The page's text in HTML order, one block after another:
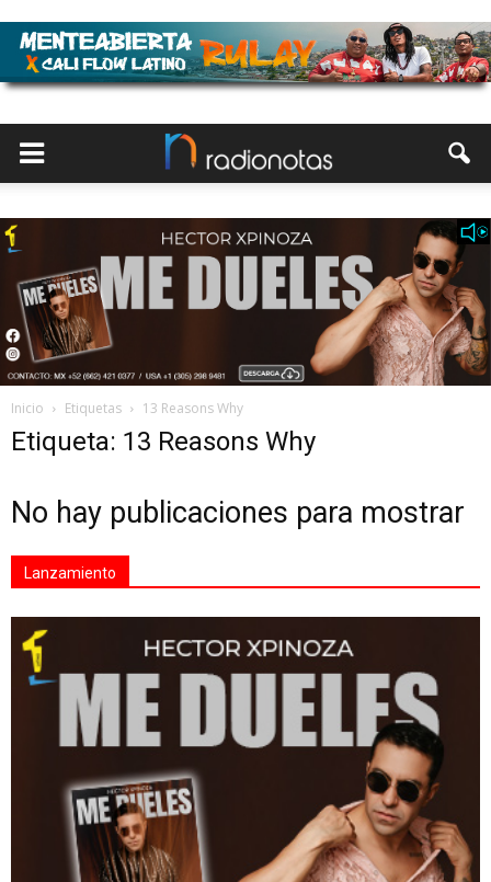
Inicio Etiquetas 13 Reasons Why
Etiqueta: 13 Reasons Why
No hay publicaciones para mostrar
Lanzamiento